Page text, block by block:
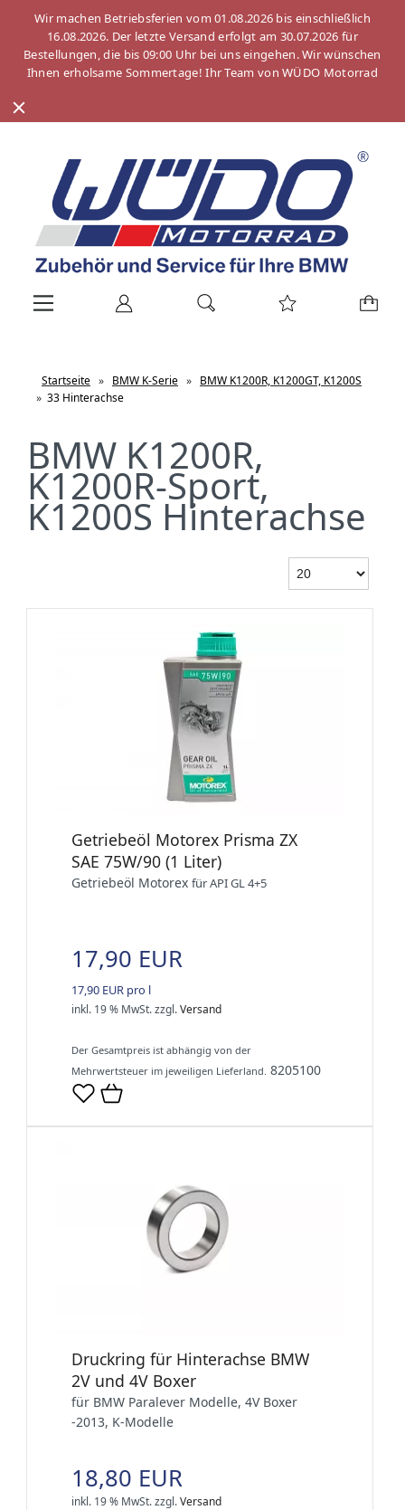
Wir machen Betriebsferien vom 01.08.2026 bis einschließlich
16.08.2026. Der letzte Versand erfolgt am 30.07.2026 für
Bestellungen, die bis 09:00 Uhr bei uns eingehen. Wir wünschen
Ihnen erholsame Sommertage! Ihr Team von WÜDO Motorrad
Startseite » BMW K-Serie » BMW K1200R, K1200GT, K1200S
» 33 Hinterachse
BMW K1200R,
K1200R-Sport,
K1200S Hinterachse
Getriebeöl Motorex Prisma ZX
SAE 75W/90 (1 Liter)
Getriebeöl Motorex für API GL 4+5
17,90 EUR
17,90 EUR pro l
inkl. 19 % MwSt.zzgl.Versand
Der Gesamtpreis ist abhängig von der
Mehrwertsteuer im jeweiligen Lieferland. 8205100
Druckring für Hinterachse BMW
2V und 4V Boxer
für BMW Paralever Modelle, 4V Boxer
-2013, K-Modelle
18,80 EUR
inkl. 19 % MwSt.zzgl.Versand